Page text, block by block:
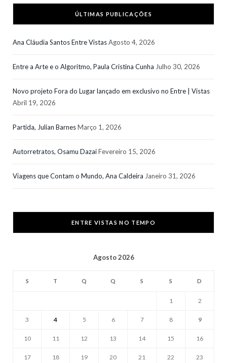
ÚLTIMAS PUBLICAÇÕES
Ana Cláudia Santos Entre VistasAgosto 4, 2026
Entre a Arte e o Algoritmo, Paula Cristina Cunha Julho 30, 2026
Novo projeto Fora do Lugar lançado em exclusivo no Entre | Vistas
Abril 19, 2026
Partida, Julian BarnesMarço 1, 2026
Autorretratos, Osamu DazaiFevereiro 15, 2026
Viagens que Contam o Mundo, Ana Caldeira Janeiro 31, 2026
ENTRE VISTAS NO TEMPO
Agosto 2026
S T Q Q S S D
1 2
3 4 5 6 7 8 9
10 11 12 13 14 15 16
17 18 19 20 21 22 23